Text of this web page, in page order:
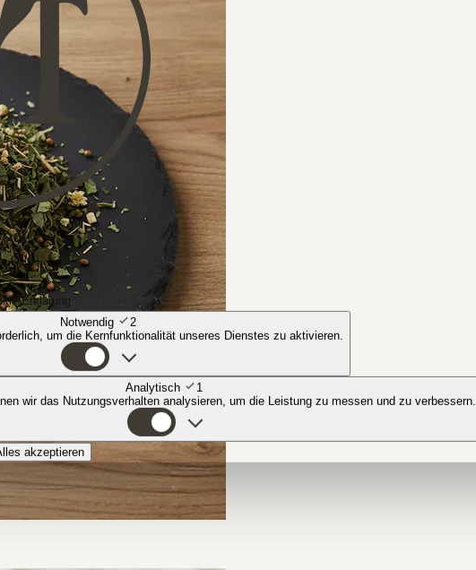
Erklärung
Notwendig
2
um die Kernfunktionalität unseres Dienstes zu aktivieren.
Analytisch
1
wir das Nutzungsverhalten analysieren, um die Leistung zu messen und zu verbessern.
akzeptieren